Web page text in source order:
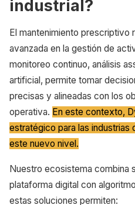
industrial?
El mantenimiento prescriptivo
avanzada en la gestión de
monitoreo continuo, análisis
artificial, permite tomar
precisas y alineadas con los
operativa. En este contexto,
estratégico para las industrias
este nuevo nivel.
Nuestro ecosistema combina
plataforma digital con
estas soluciones permiten: